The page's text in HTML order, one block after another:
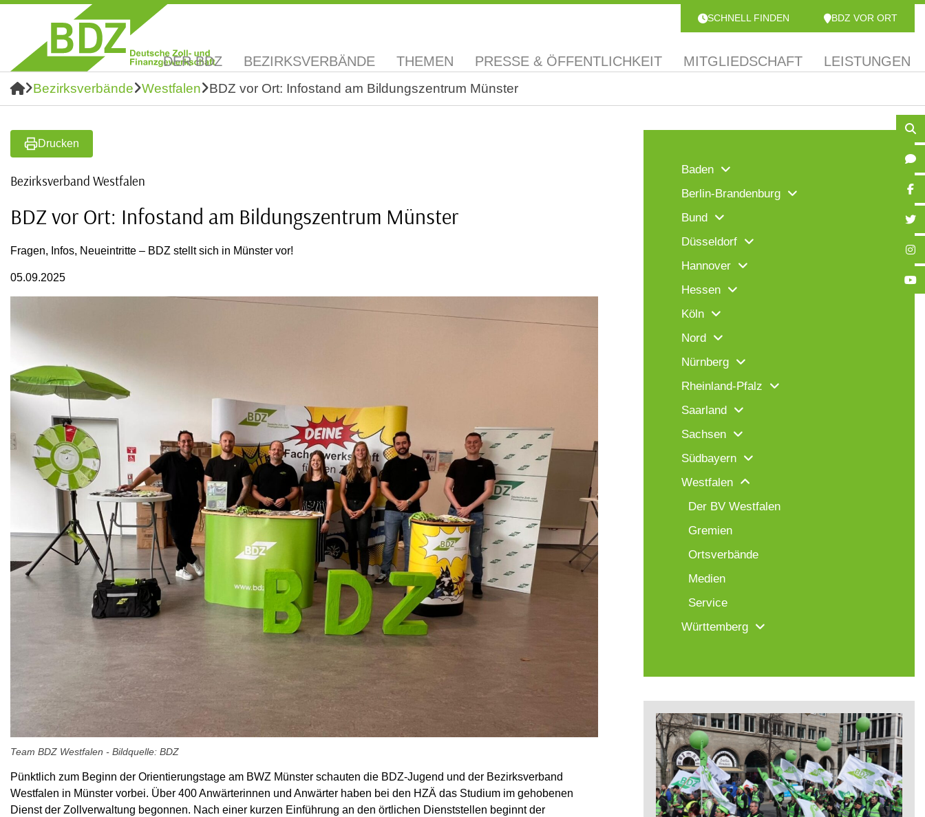
SCHNELL FINDEN BDZ VOR ORT
DER BDZ BEZIRKSVERBÄNDE THEMEN PRESSE & ÖFFENTLICHKEIT MITGLIEDSCHAFT LEISTUNGEN
Bezirksverbände Westfalen BDZ vor Ort: Infostand am Bildungszentrum Münster
Drucken
Bezirksverband Westfalen
BDZ vor Ort: Infostand am Bildungszentrum Münster
Fragen, Infos, Neueintritte – BDZ stellt sich in Münster vor!
05.09.2025
Team BDZ Westfalen - Bildquelle: BDZ
Pünktlich zum Beginn der Orientierungstage am BWZ Münster schauten die BDZ-Jugend und der Bezirksverband
Westfalen in Münster vorbei. Über 400 Anwärterinnen und Anwärter haben bei den HZÄ das Studium im gehobenen
Dienst der Zollverwaltung begonnen. Nach einer kurzen Einführung an den örtlichen Dienststellen beginnt der
Baden
Berlin-Brandenburg
Bund
Düsseldorf
Hannover
Hessen
Köln
Nord
Nürnberg
Rheinland-Pfalz
Saarland
Sachsen
Südbayern
Westfalen
Der BV Westfalen
Gremien
Ortsverbände
Medien
Service
Württemberg